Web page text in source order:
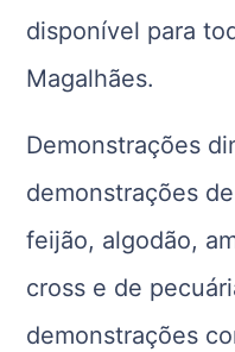
disponível para
Magalhães.
Demonstrações
demonstrações
feijão, algodão,
cross e de
demonstrações